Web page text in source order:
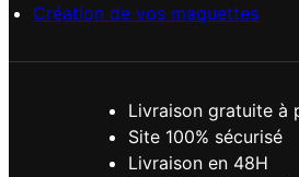
Création de vos maquettes
Livraison gratuite à
Site 100% sécurisé
Livraison en 48H